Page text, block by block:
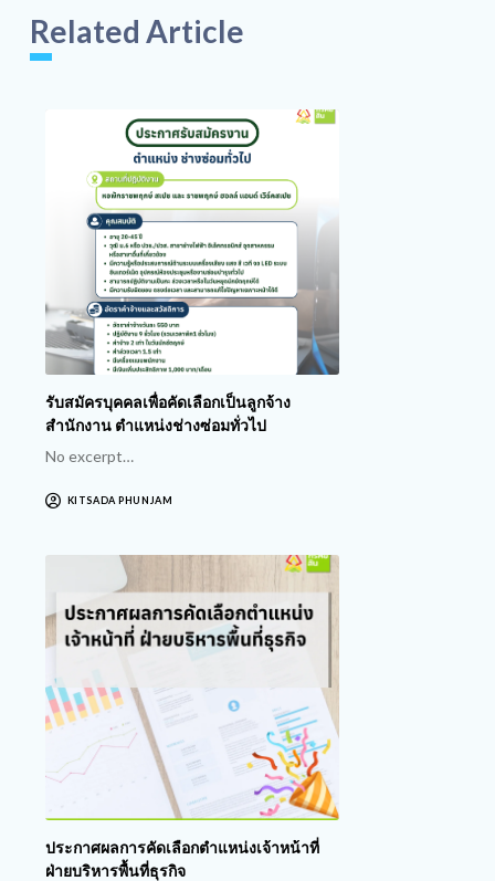
Related Article
รับสมัครบุคคลเพื่อคัดเลือกเป็นลูกจ้าง
สำนักงาน ตำแหน่งช่างซ่อมทั่วไป
No excerpt…
KITSADA PHUNJAM
ประกาศผลการคัดเลือกตำแหน่งเจ้าหน้าที่
ฝ่ายบริหารพื้นที่ธุรกิจ